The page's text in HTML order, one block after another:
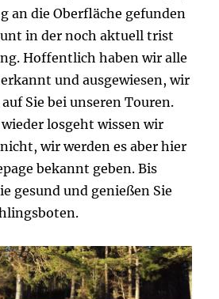
an die Oberfläche gefunden
in der noch aktuell trist
Hoffentlich haben wir alle
und ausgewiesen, wir
Sie bei unseren Touren.
losgeht wissen wir
wir werden es aber hier
bekannt geben. Bis
gesund und genießen Sie